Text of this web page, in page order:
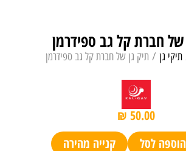
של חברת קל גב ספידרמן
תיקי גן / תיק גן של חברת קל גב ספידרמן
₪ 50.00
הוספה לסל
קנייה מהירה